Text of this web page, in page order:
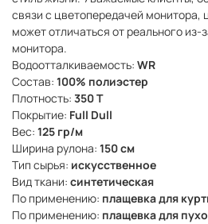
связи с цветопередачей монитора,
может отличаться от реального из-
монитора.
Водоотталкиваемость: WR
Состав: 100% полиэстер
Плотность: 350 Т
Покрытие: Full Dull
Вес: 125 гр/м
Ширина рулона: 150 см
Тип сырья: искусственное
Вид ткани: синтетическая
По применению: плащевка для
По применению: плащевка для